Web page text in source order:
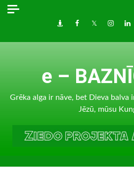
Skip
DraugiemFacebook
Twitter
e –
Grēka alga ir nāve, bet Dieva balva
Jēzū, mūsu